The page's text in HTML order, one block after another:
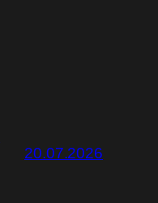
20.07.2026